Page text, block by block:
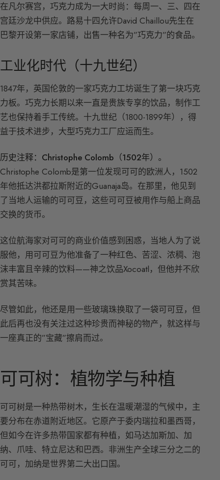
在凡尔赛宫，巧克力成为一大时尚：每周一、三、四在
宫廷沙龙中供应。路易十四允许David Chaillou先生在
巴黎开设第一家店铺，出售一种名为”巧克力”的食品。
工业化时代（十九世纪）
1847年，英国伦敦的一家巧克力工坊诞生了第一块巧克
力板。巧克力长期以来一直是贵族专享的饮品，制作工
艺也保持着手工传统。十九世纪（1800-1899年），得
益于技术进步，大型巧克力工厂应运而生。
历史注释：Christophe Colomb（1502年）。
Christophe Colomb是第一位发现可可的欧洲人，1502
年他抵达洪都拉斯附近的Guanaja岛。在那里，他见到
了当地人运输的可可豆，这些可可豆被用作与船上商品
交换的货币。
这位航海家对可可的商业价值感到困惑，当地人为了说
服他，用可可豆为他准备了一种红色、苦涩、浓稠、泡
沫丰富且辛辣的饮料——神之饮品Xocoatl，但他并不欣
赏其苦味。
尽管如此，他还是用一些玻璃珠换取了一袋可可豆，但
此后再也没有关注过这种珍贵而神秘的物产，就这样与
一座真正的”宝藏”擦肩而过。
可可树：植物学与种植
可可树是一种热带树木，生长在温暖潮湿的气候中，主
要分布在赤道附近地区。它原产于委内瑞拉和墨西哥，
但如今在许多热带国家都有种植，如马达加斯加、加
纳、爪哇、特立尼达和巴西。非洲生产全球三分之二的
可可，加纳是世界第二大出口国。